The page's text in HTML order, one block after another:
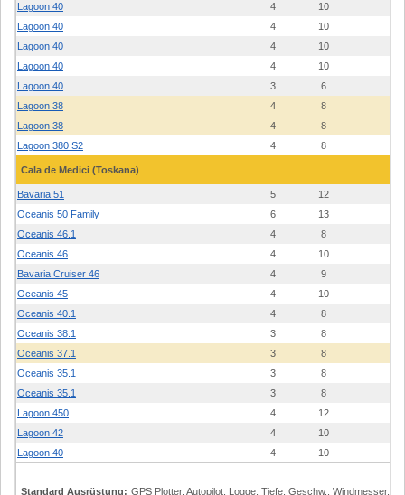
Lagoon 40
4 10
Lagoon 40
4 10
Lagoon 40
4 10
Lagoon 40
4 10
Lagoon 40
3 6
Lagoon 38
4 8
Lagoon 38
4 8
Lagoon 380 S2
4 8
Cala de Medici (Toskana)
Bavaria 51 5 12
Oceanis 50 Family
6 13
Oceanis 46.1
4 8
Oceanis 46
4 10
Bavaria Cruiser 46
4 9
Oceanis 45
4 10
Oceanis 40.1
4 8
Oceanis 38.1
3 8
Oceanis 37.1
3 8
Oceanis 35.1
3 8
Oceanis 35.1
3 8
Lagoon 450
4 12
Lagoon 42
4 10
Lagoon 40
4 10
Standard Ausrüstung: GPS Plotter, Autopilot, Logge, Tiefe, Geschw., Windmesser,